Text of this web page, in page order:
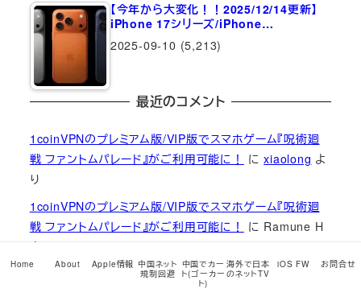
【今年から大変化！！2025/12/14更新】
iPhone 17シリーズ/iPhone…
2025-09-10 (5,213)
最近のコメント
1coinVPNのプレミアム版/VIP版でスマホゲーム『呪術廻
戦 ファントムパレード』がご利用可能に！
にxiaolong よ
り
1coinVPNのプレミアム版/VIP版でスマホゲーム『呪術廻
戦 ファントムパレード』がご利用可能に！
に Ramune H
より
【1coinVPN】2023年中秋節15％オフキャンペーンコード発
Home About Apple情報 中国ネット
規制回避
中国でカー
ト(ゴーカー
ト)
海外で日本
のネットTV
iOS FW お問合せ